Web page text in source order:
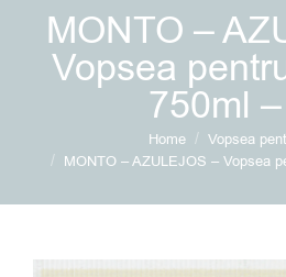
MONTO –
Vopsea
750ml
You are here:Home
Vopsea
MONTO – AZULEJOS – Vopsea